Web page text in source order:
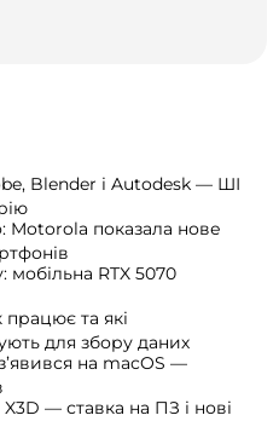
Blender і Autodesk — ШІ
Motorola показала нове
мобільна RTX 5070
та які
для збору даних
на macOS —
— ставка на ПЗ і нові